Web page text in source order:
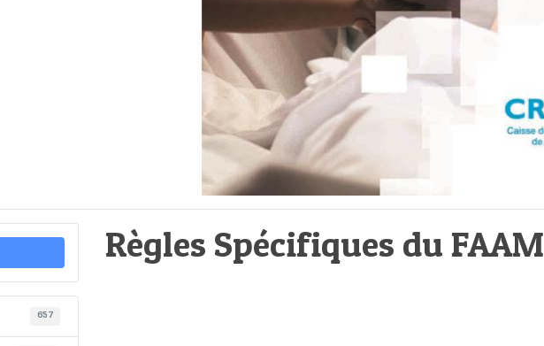
657
Règles Spécifiques du FAAM